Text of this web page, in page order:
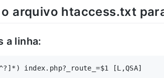
o arquivo htaccess.txt
a linha: